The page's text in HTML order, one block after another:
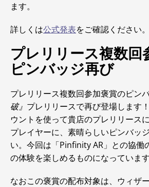
ます。
詳しくは公式発表をご確認ください。
プレリリース複数回
ピンバッジ再び
プレリリース複数回参加褒賞のピンバ
破』 プレリリースで再び登場します
ウントを使って貴店のプレリリース
プレイヤーに、素晴らしいピンバッ
い。今回は「Pinfinity AR」との協働
の体験を楽しめるものになっています
なおこの褒賞の配布対象は、ウィザ